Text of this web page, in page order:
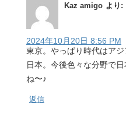
Kaz amigo より:
2024年10月20日 8:56 PM
東京。やっぱり時代はア
日本。今後色々な分野で
ね〜♪
返信